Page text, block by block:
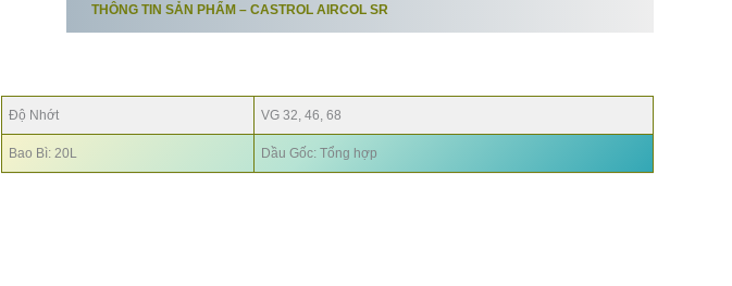
THÔNG TIN SẢN PHẨM – CASTROL AIRCOL SR
Độ Nhớt VG 32, 46, 68
Bao Bì: 20L Dầu Gốc: Tổng hợp